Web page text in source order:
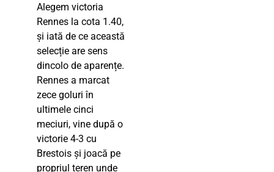
Alegem victoria
Rennes la cota 1.40,
și iată de ce această
selecție are sens
dincolo de aparențe.
Rennes a marcat
zece goluri în
ultimele cinci
meciuri, vine după o
victorie 4-3 cu
Brestois și joacă pe
propriul teren unde